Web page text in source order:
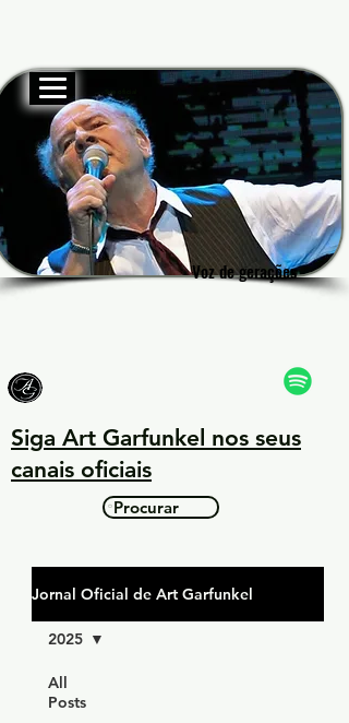
Voz de gerações
Voz de gerações
Site oficial
Procurar
Siga Art Garfunkel nos seus
canais oficiais
Jornal Oficial de Art Garfunkel
All
Posts
2025